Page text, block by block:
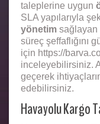
taleplerine uygun
SLA yapılarıyla
yönetim sağlayan
süreç şeffaflığını
için https://
inceleyebilirsiniz.
geçerek
edebilirsiniz.
Havayolu Kargo